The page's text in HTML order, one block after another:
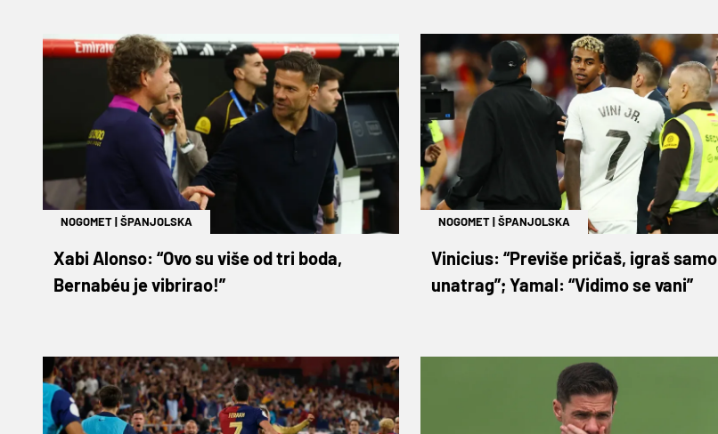
NOGOMET|ŠPANJOLSKA
Xabi Alonso: “Ovo su više od tri boda,
Bernabéu je vibrirao!”
NOGOMET|ŠPANJOLSKA
Vinicius: “Previše pričaš, igraš samo
unatrag”; Yamal: “Vidimo se vani”